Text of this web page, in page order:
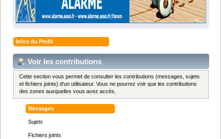
Infos du Profil
Voir les contributions
Cette section vous permet de consulter les contributions (messages, sujets
et fichiers joints) d'un utilisateur. Vous ne pourrez voir que les contributions
des zones auxquelles vous avez accès.
Messages
Sujets
Fichiers joints